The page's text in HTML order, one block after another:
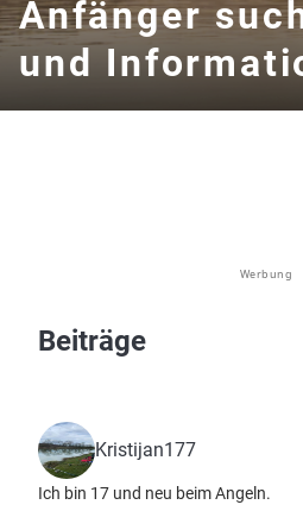
Anfänger
und
Werbung
Beiträge
Kristijan177
Ich bin 17 und neu beim Angeln.